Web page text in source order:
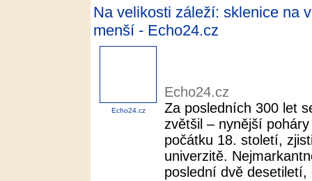
Na velikosti záleží: sklenice na
menší - Echo24.cz
Echo24.cz
Echo24.cz
Za posledních 300 let
zvětšil – nynější
počátku 18. století,
univerzitě.
poslední dvě desetiletí,